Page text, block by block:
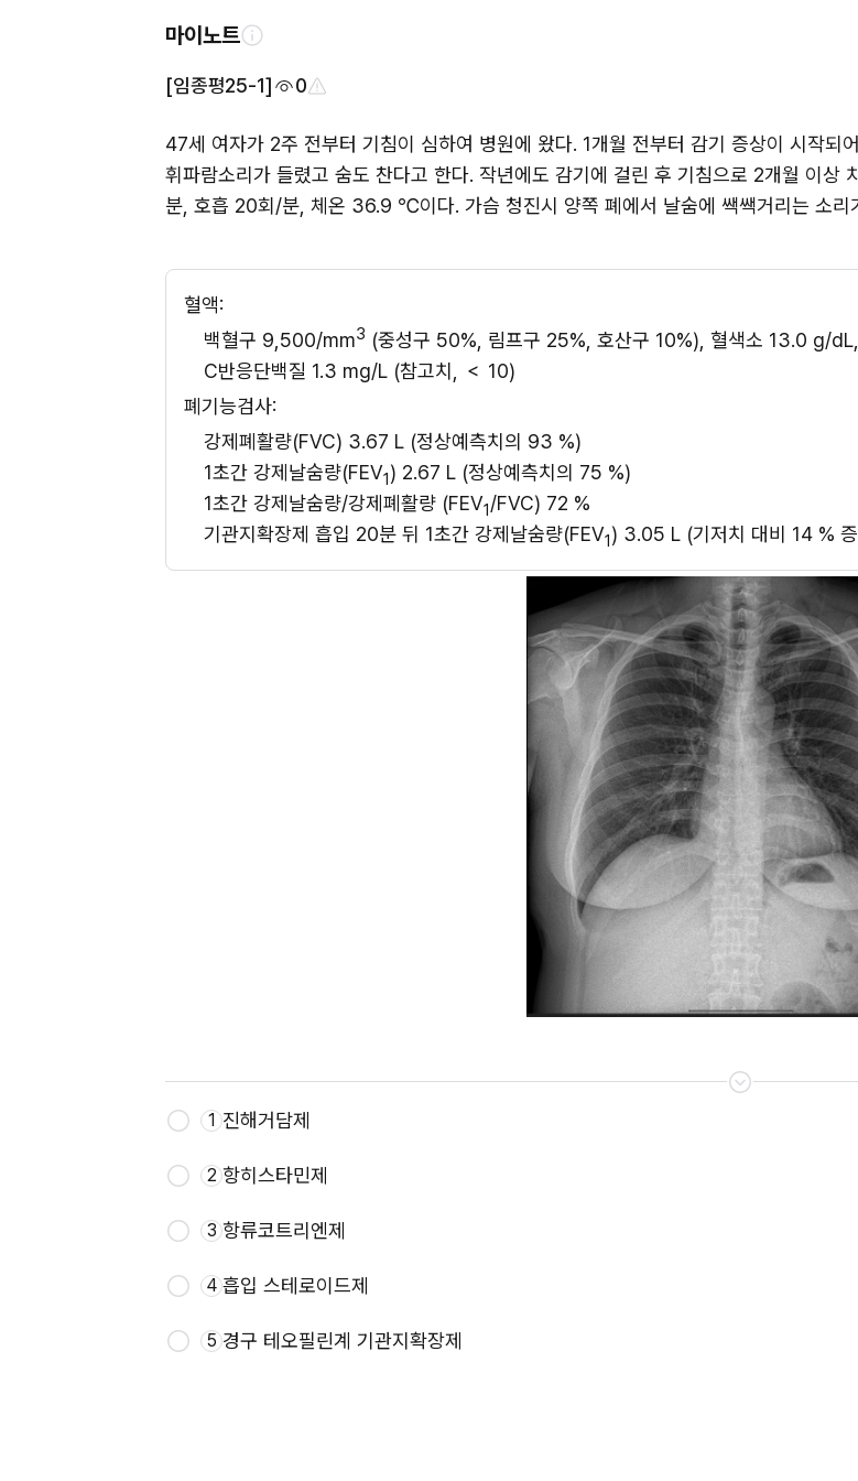
마이노트
[임종평25-1] 0
47세 여자가 2주 전부터 기침이 심하여 병원에 왔다. 1개월 전부터 감기 증상이 시작되
휘파람소리가 들렸고 숨도 찬다고 한다. 작년에도 감기에 걸린 후 기침으로 2개월 이
분, 호흡 20회/분, 체온 36.9 ℃이다. 가슴 청진시 양쪽 폐에서 날숨에 쌕쌕거리는 소리
혈액:
백혈구 9,500/mm3 (중성구 50%, 림프구 25%, 호산구 10%), 혈색소 13.0 g/
C반응단백질 1.3 mg/L (참고치, ＜ 10)
폐기능검사:
강제폐활량(FVC) 3.67 L (정상예측치의 93 %)
1초간 강제날숨량(FEV1) 2.67 L (정상예측치의 75 %)
1초간 강제날숨량/강제폐활량 (FEV1/FVC) 72 %
기관지확장제 흡입 20분 뒤 1초간 강제날숨량(FEV1) 3.05 L (기저치 대비 14 %
1 진해거담제
2 항히스타민제
3 항류코트리엔제
4 흡입 스테로이드제
5 경구 테오필린계 기관지확장제